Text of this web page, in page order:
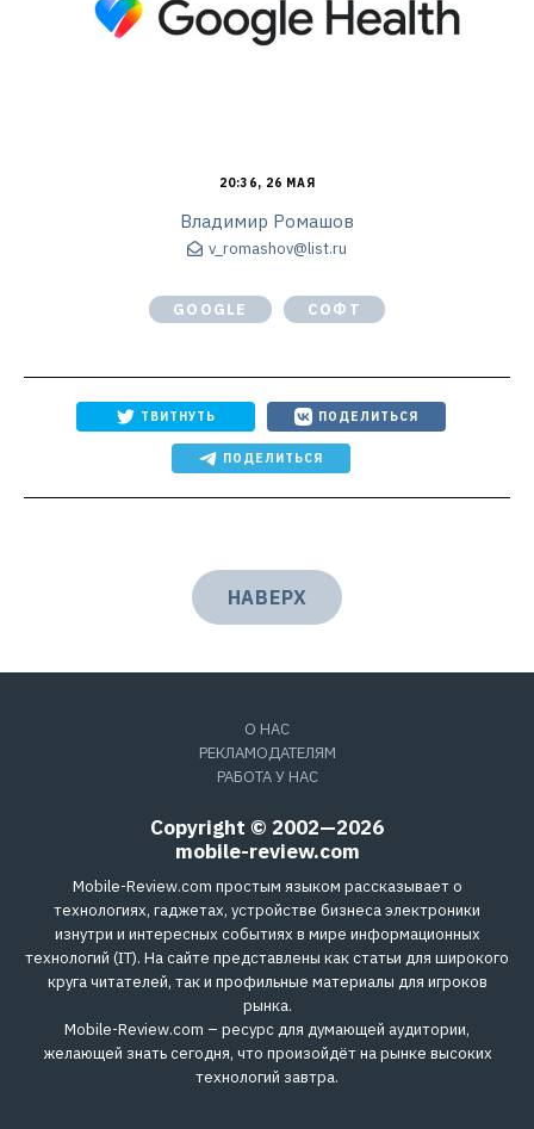
20:36, 26 МАЯ
Владимир Ромашов
v_romashov@list.ru
GOOGLE СОФТ
ТВИТНУТЬ ПОДЕЛИТЬСЯ
ПОДЕЛИТЬСЯ
НАВЕРХ
О НАС
РЕКЛАМОДАТЕЛЯМ
РАБОТА У НАС
Copyright © 2002—2026
mobile-review.com
Mobile-Review.com простым языком рассказывает о
технологиях, гаджетах, устройстве бизнеса электроники
изнутри и интересных событиях в мире информационных
технологий (IT). На сайте представлены как статьи для широкого
круга читателей, так и профильные материалы для игроков
рынка.
Mobile-Review.com – ресурс для думающей аудитории,
желающей знать сегодня, что произойдёт на рынке высоких
технологий завтра.